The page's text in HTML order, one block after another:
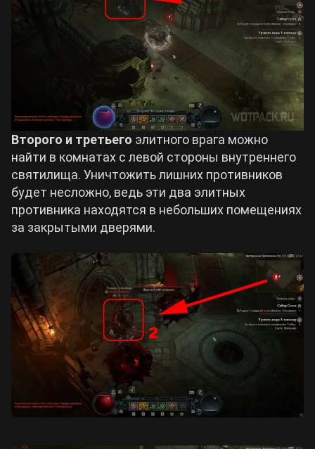
Второго и третьего элитного врага можно
найти в комнатах с левой стороны внутреннего
святилища. Уничтожить лишних противников
будет несложно, ведь эти два элитных
противника находятся в небольших помещениях
за закрытыми дверями.